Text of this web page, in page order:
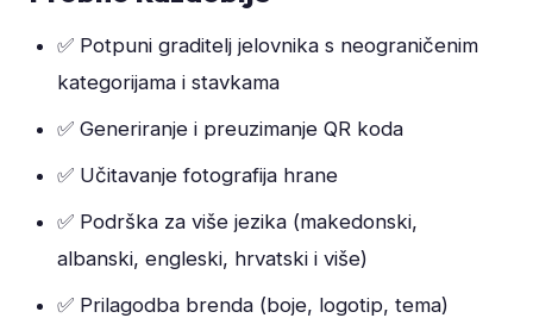
✅ Potpuni graditelj jelovnika s neograničenim
kategorijama i stavkama
✅ Generiranje i preuzimanje QR koda
✅ Učitavanje fotografija hrane
✅ Podrška za više jezika (makedonski,
albanski, engleski, hrvatski i više)
✅ Prilagodba brenda (boje, logotip, tema)